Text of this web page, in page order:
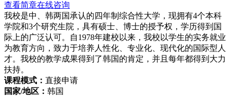
查看简章在线咨询
我校是中、韩两国承认的四年制综合性大学，现拥有4个本科
学院和3个研究生院，具有硕士、博士的授予权，学历得到国
际上的广泛认可。自1978年建校以来，我校以学生的实务就业
为教育方向，致力于培养人性化、专业化、现代化的国际型人
才。我校的教学成果得到了韩国的肯定，并且每年都得到大力
扶持。
课程模式： 直接申请
国家/地区： 韩国